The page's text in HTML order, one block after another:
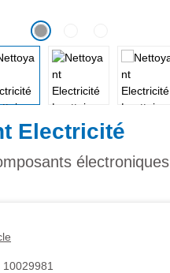
Electricité
électroniques
10029981